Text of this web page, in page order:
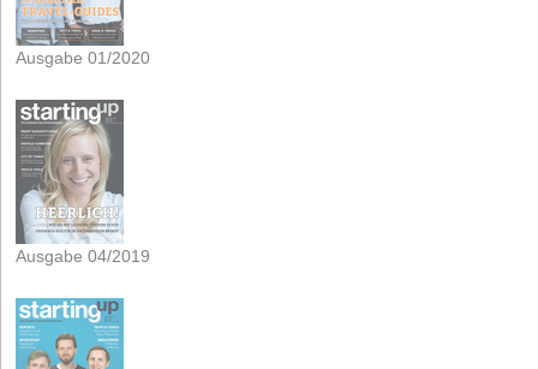
Ausgabe 01/2020
Ausgabe 04/2019